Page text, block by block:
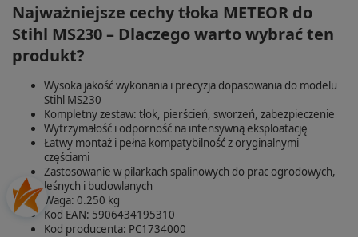
Najważniejsze cechy tłoka METEOR do
Stihl MS230 – Dlaczego warto wybrać ten
produkt?
Wysoka jakość wykonania i precyzja dopasowania do modelu
Stihl MS230
Kompletny zestaw: tłok, pierścień, sworzeń, zabezpieczenie
Wytrzymałość i odporność na intensywną eksploatację
Łatwy montaż i pełna kompatybilność z oryginalnymi
częściami
Zastosowanie w pilarkach spalinowych do prac ogrodowych,
leśnych i budowlanych
Waga: 0.250 kg
Kod EAN: 5906434195310
Kod producenta: PC1734000